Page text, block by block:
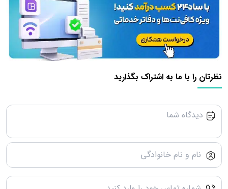
نظرتان را با ما به اشتراک بگذارید